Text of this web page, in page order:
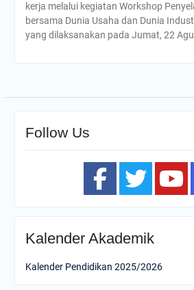
kerja melalui kegiatan Workshop
bersama Dunia Usaha dan Dunia
yang dilaksanakan pada Jumat, 22
Follow Us
Kalender Akademik
Kalender Pendidikan 2025/2026